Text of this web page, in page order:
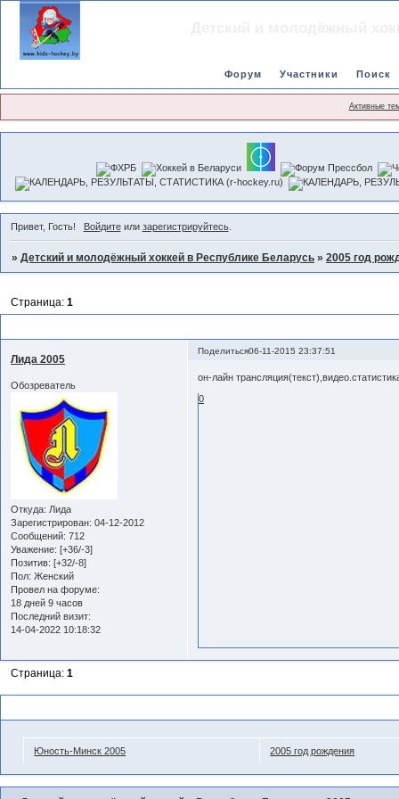
Форум Участники Поиск
Активные
Привет, Гость! Войдитеили зарегистрируйтесь.
»Детский и молодёжный хоккей в Республике Беларусь »2005 год
Страница:1
Поделиться06-11-2015 23:37:51
Лида 2005
Обозреватель
Откуда: Лида
Зарегистрирован: 04-12-2012
Сообщений: 712
Уважение: [+36/-3]
Позитив: [+32/-8]
Пол: Женский
Провел на форуме:
18 дней 9 часов
Последний визит:
14-04-2022 10:18:32
он-лайн
0
Страница:1
Юность-Минск 2005 2005 год рождения